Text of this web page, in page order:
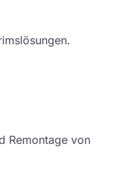
Remontage von